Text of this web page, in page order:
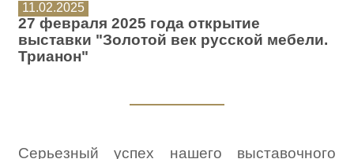
11.02.2025
27 февраля 2025 года открытие
выставки "Золотой век русской мебели.
Трианон"
Серьезный успех нашего выставочного